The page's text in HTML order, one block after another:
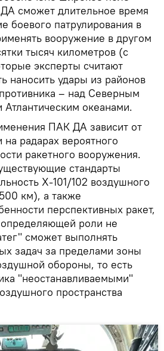
сможет длительное время
боевого патрулирования в
вооружение в другом
тысяч километров (с
эксперты считают
наносить удары из районов
– над Северным
океанами.
ПАК ДА зависит от
на радарах вероятного
ракетного вооружения.
стандарты
Х-101/102 воздушного
км), а также
перспективных ракет,
определяющей роли не
сможет выполнять
задач за пределами зоны
обороны, то есть
"неостанавливаемыми"
пространства